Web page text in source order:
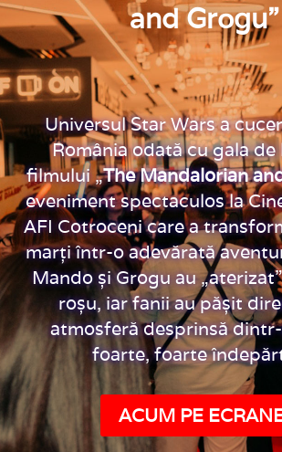
and Grogu”
Universul Star Wars a
România odată cu gala de
filmului „The Mandalorian
eveniment spectaculos la
AFI Cotroceni care a
marți într-o adevărată
Mando și Grogu au
roșu, iar fanii au pășit
atmosferă desprinsă
foarte, foarte
ACUM PE